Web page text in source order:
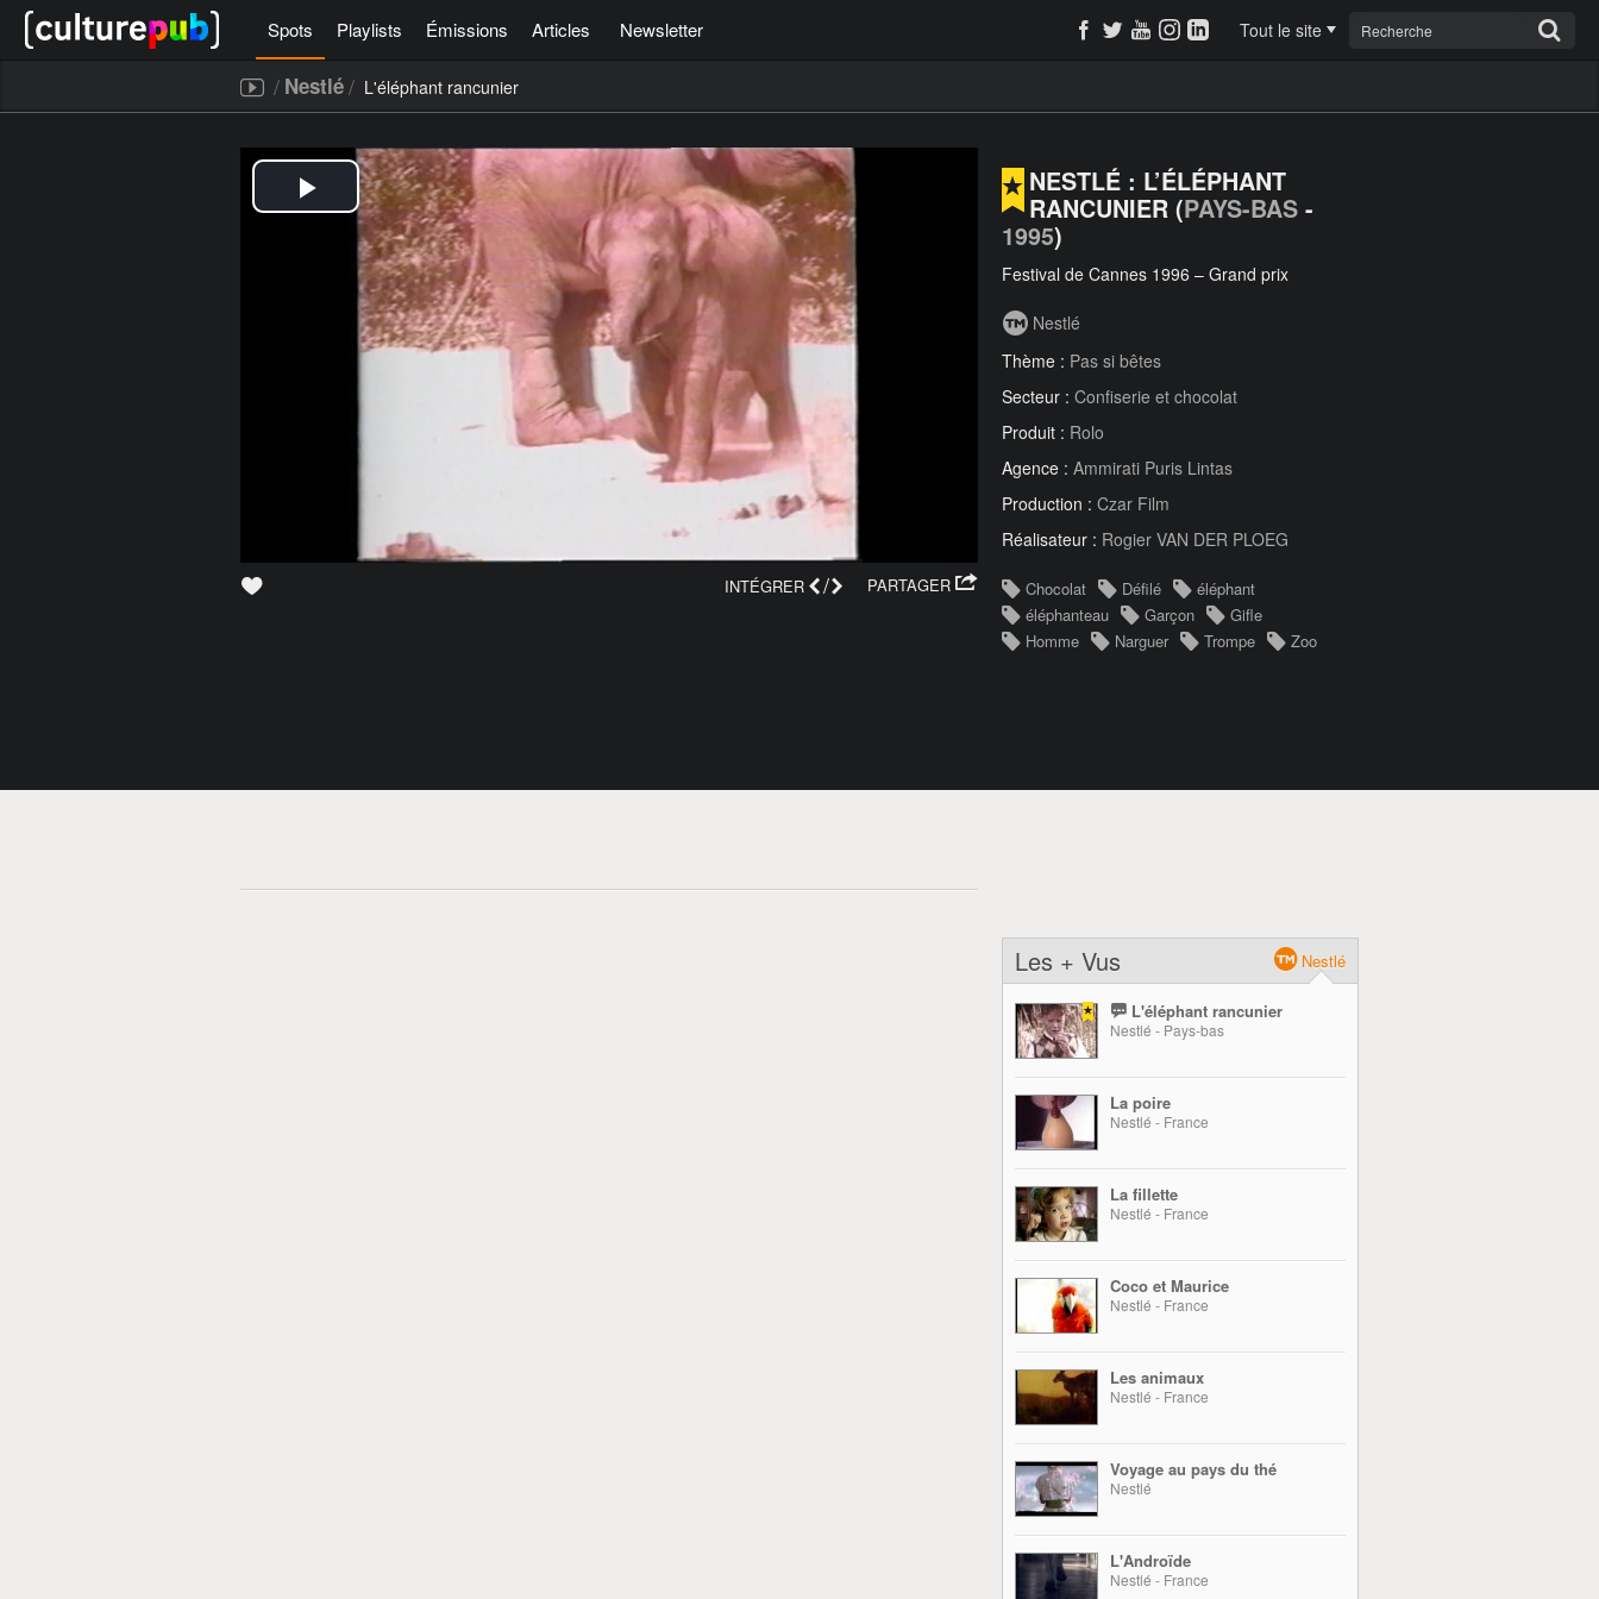
Spots Playlists Émissions Articles Newsletter Tout le site
/ Nestlé/ L'éléphant rancunier
PARTAGER
INTÉGRER /
NESTLÉ : L’ÉLÉPHANT
RANCUNIER (PAYS-BAS -
1995)
Festival de Cannes 1996 – Grand prix
Nestlé
Thème : Pas si bêtes
Secteur : Confiserie et chocolat
Produit : Rolo
Agence : Ammirati Puris Lintas
Production : Czar Film
Réalisateur : Rogier VAN DER PLOEG
Chocolat Défilé
éléphant
éléphanteau
Garçon
Gifle
Homme
Narguer Trompe Zoo
Les + Vus Nestlé
L'éléphant rancunier
Nestlé - Pays-bas
La poire
Nestlé - France
La fillette
Nestlé - France
Coco et Maurice
Nestlé - France
Les animaux
Nestlé - France
Voyage au pays du thé
Nestlé
L'Androïde
Nestlé - France